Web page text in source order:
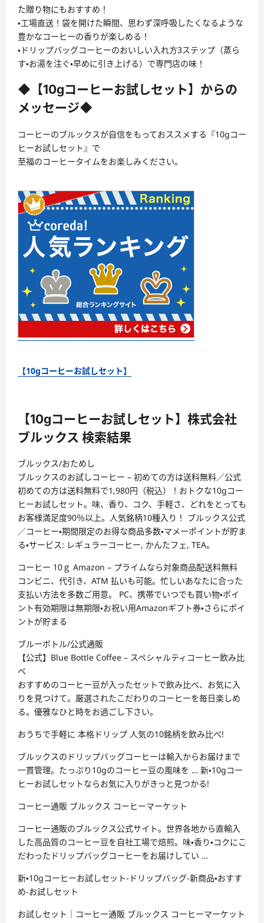
た贈り物にもおすすめ！
・工場直送！袋を開けた瞬間、思わず深呼吸したくなるような
豊かなコーヒーの香りが楽しめる！
・ドリップバッグコーヒーのおいしい入れ方3ステップ（蒸ら
す・お湯を注ぐ・早めに引き上げる）で専門店の味！
◆【10gコーヒーお試しセット】からの
メッセージ◆
コーヒーのブルックスが自信をもっておススメする『10gコー
ヒーお試しセット』で
至福のコーヒータイムをお楽しみください。
【10gコーヒーお試しセット】
【10gコーヒーお試しセット】株式会社
ブルックス 検索結果
ブルックス/おためし
ブルックスのお試しコーヒー – 初めての方は送料無料／公式
初めての方は送料無料で1,980円（税込）！おトクな10gコー
ヒーお試しセット。味、香り、コク、手軽さ、どれをとっても
お客様満足度90％以上。人気銘柄10種入り！ ブルックス公式
／コーヒー・期間限定のお得な商品多数・マメーポイントが貯ま
る・サービス: レギュラーコーヒー, かんたフェ, TEA。
コーヒー 10ｇ Amazon – プライムなら対象商品配送料無料
コンビニ、代引き、ATM 払いも可能。忙しいあなたに合った
支払い方法を多数ご用意。 PC、携帯でいつでも買い物・ポイ
ント有効期限は無期限・お祝い用Amazonギフト券・さらにポイ
ントが貯まる
ブルーボトル/公式通販
【公式】Blue Bottle Coffee – スペシャルティコーヒー飲み比
べ
おすすめのコーヒー豆が入ったセットで飲み比べ、お気に入
りを見つけて。厳選されたこだわりのコーヒーを毎日楽しめ
る。優雅なひと時をお過ごし下さい。
おうちで手軽に 本格ドリップ 人気の10銘柄を飲み比べ!
ブルックスのドリップバッグコーヒーは輸入からお届けまで
一貫管理。たっぷり10gのコーヒー豆の風味を … 新・10gコー
ヒーお試しセットならお気に入りがきっと見つかる!
コーヒー通販 ブルックス コーヒーマーケット
コーヒー通販のブルックス公式サイト。世界各地から直輸入
した高品質のコーヒー豆を自社工場で焙煎。味・香り・コクにこ
だわったドリップバッグコーヒーをお届けしてい …
新・10gコーヒーお試しセット-ドリップバッグ-新商品・おすす
め-お試しセット
お試しセット｜コーヒー通販 ブルックス コーヒーマーケット